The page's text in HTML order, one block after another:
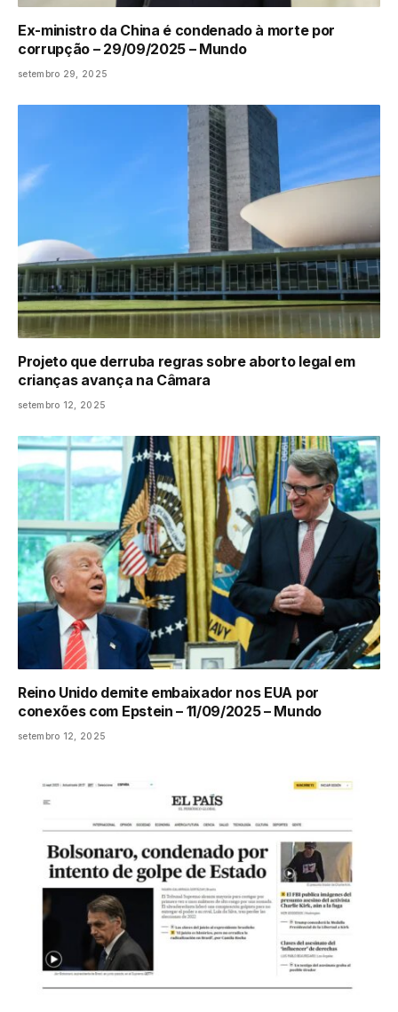
Ex-ministro da China é condenado à morte por
corrupção – 29/09/2025 – Mundo
setembro 29, 2025
Projeto que derruba regras sobre aborto legal em
crianças avança na Câmara
setembro 12, 2025
Reino Unido demite embaixador nos EUA por
conexões com Epstein – 11/09/2025 – Mundo
setembro 12, 2025